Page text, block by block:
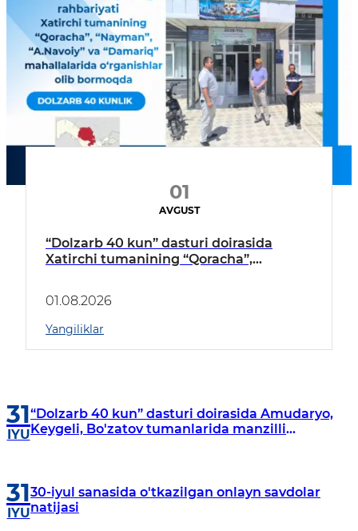
01
AVGUST
“Dolzarb 40 kun” dasturi doirasida
Xatirchi tumanining “Qoracha”,
borildi
01.08.2026
Yangiliklar
31
IYU
“Dolzarb 40 kun” dasturi doirasida Amudaryo,
Keygeli, Bo'zatov tumanlarida manzilli
31
IYU
30-iyul sanasida o'tkazilgan onlayn savdolar
natijasi